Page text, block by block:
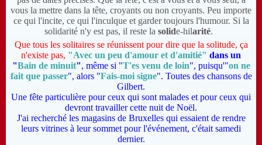
vous la mettre dans la tête, croyants ou non croyants. Peu importe
ce qui l'incite, ce qui l'inculque et garder toujours l'humour. Si la
solidarité n'y est pas, il reste la solide-hilarité.
Que tous les solitaires se réunissent pour dire que la solitude, ça
n'existe pas, "Avec un peu d'amour et d'amitié" dans un
"Bain de minuit", même si "T'es venu de loin", puisqu'"on ne
fait que passer", alors "Fais-moi signe". Toutes des chansons de
Gilbert.
Une fête particulière pour ceux qui sont malades et pour ceux qui
devront travailler cette nuit de Noël.
J'ai recherché les magasins de Bruxelles qui essaient de rendre
leurs vitrines à leur sommet pour l'événement, c'était samedi
dernier.